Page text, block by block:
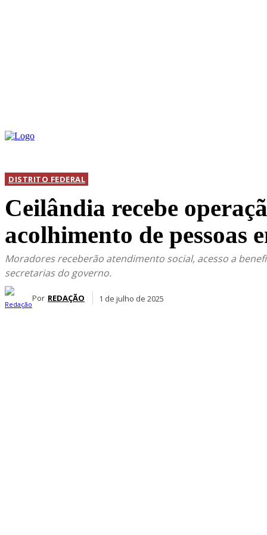
DISTRITO FEDERAL
Ceilândia recebe
acolhimento de pessoas
Moradores receberão atendimento social, acesso a
secretarias do governo.
Por REDAÇÃO 1 de julho de 2025